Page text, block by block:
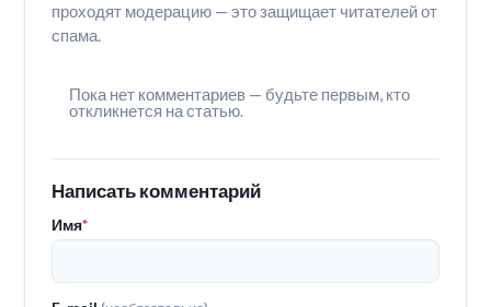
проходят модерацию — это защищает читателей от
спама.
Пока нет комментариев — будьте первым, кто
откликнется на статью.
Написать комментарий
Имя*